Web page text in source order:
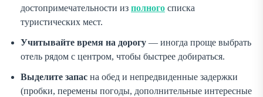
достопримечательности из полного списка
туристических мест.
Учитывайте время на дорогу — иногда проще выбрать
отель рядом с центром, чтобы быстрее добираться.
Выделите запас на обед и непредвиденные задержки
(пробки, перемены погоды, дополнительные интересные